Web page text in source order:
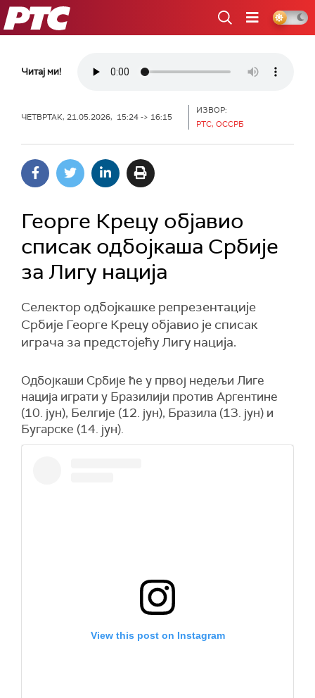
РТС
Читај ми!
ЧЕТВРТАК, 21.05.2026, 15:24 -> 16:15
ИЗВОР:
РТС, ОССРБ
Георге Крецу објавио
списак одбојкаша Србије
за Лигу нација
Селектор одбојкашке репрезентације
Србије Георге Крецу објавио је списак
играча за предстојећу Лигу нација.
Одбојкаши Србије ће у првој недељи Лиге
нација играти у Бразилији против Аргентине
(10. јун), Белгије (12. јун), Бразила (13. јун) и
Бугарске (14. јун).
View this post on Instagram